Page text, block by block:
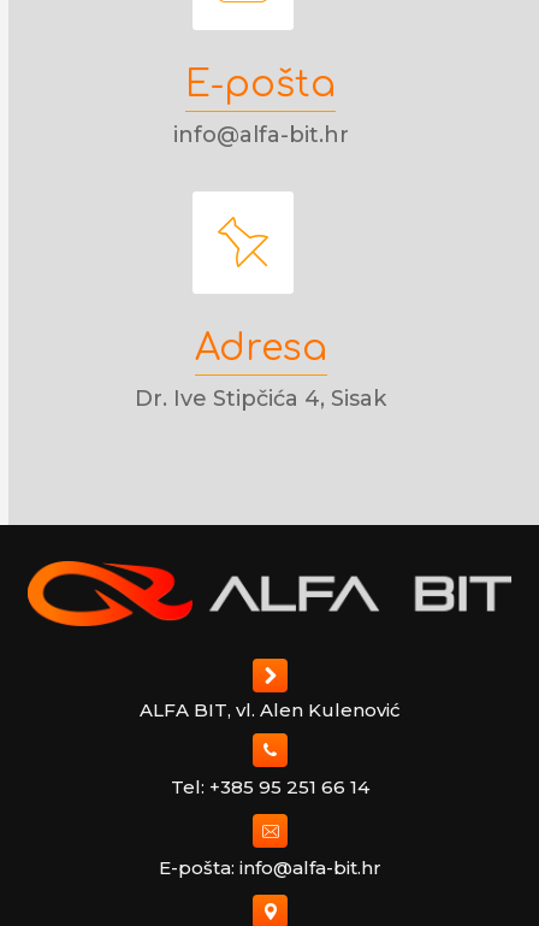
E-pošta
info@alfa-bit.hr
Adresa
Dr. Ive Stipčića 4, Sisak
ALFA BIT, vl. Alen Kulenović
Tel: +385 95 251 66 14
E-pošta: info@alfa-bit.hr